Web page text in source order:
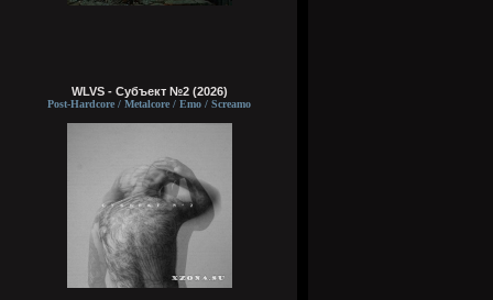
WLVS - Субъект №2 (2026)
Post-Hardcore / Metalcore / Emo / Screamo